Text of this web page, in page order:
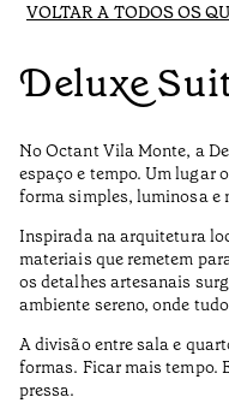
VOLTAR A TODOS OS
Deluxe
No Octant Vila Monte, a
espaço e tempo. Um lugar
forma simples, luminosa e
Inspirada na arquitetura
materiais que remetem
os detalhes artesanais
ambiente sereno, onde
A divisão entre sala e
formas. Ficar mais tempo.
pressa.